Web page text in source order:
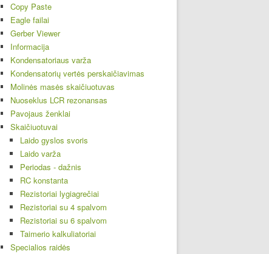
Copy Paste
Eagle failai
Gerber Viewer
Informacija
Kondensatoriaus varža
Kondensatorių vertės perskaičiavimas
Molinės masės skaičiuotuvas
Nuoseklus LCR rezonansas
Pavojaus ženklai
Skaičiuotuvai
Laido gyslos svoris
Laido varža
Periodas - dažnis
RC konstanta
Rezistoriai lygiagrečiai
Rezistoriai su 4 spalvom
Rezistoriai su 6 spalvom
Taimerio kalkuliatoriai
Specialios raidės